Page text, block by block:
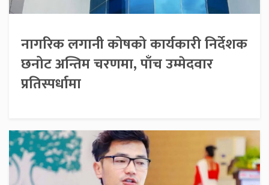
नागरिक लगानी कोषको कार्यकारी निर्देशक
छनोट अन्तिम चरणमा, पाँच उम्मेदवार
प्रतिस्पर्धामा